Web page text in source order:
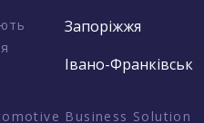
Запоріжжя
Івано-Франківськ
Business Solution